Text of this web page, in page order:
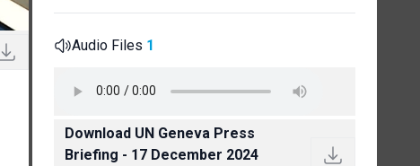
Audio Files 1
Download UN Geneva Press
Briefing - 17 December 2024